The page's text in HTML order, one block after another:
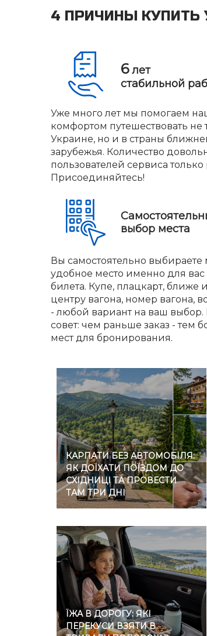
4 ПРИЧИНЫ КУПИТЬ
6лет
стабильной
Уже много лет мы помогаем
комфортом путешествовать не
Украине, но и в страны
зарубежья. Количество
пользователей сервиса только
Присоединяйтесь!
выбор места
Вы самостоятельно
удобное место именно для вас
билета. Купе, плацкарт, ближе
центру вагона, номер вагона,
- любой вариант на ваш
совет: чем раньше заказ - тем
мест для бронирования.
КАРПАТИ БЕЗ АВТОМОБІЛЯ:
ЯК ДОЇХАТИ ПОЇЗДОМ ДО
СХІДНИЦІ ТА ПРОВЕСТИ
ТАМ ТРИ ДНІ
ЇЖА В ДОРОГУ: ЯКІ
ПЕРЕКУСИ ВЗЯТИ В